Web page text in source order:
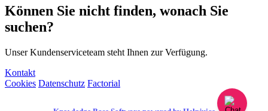
Können Sie nicht finden, wonach Sie
suchen?
Unser Kundenserviceteam steht Ihnen zur Verfügung.
Kontakt
Cookies Datenschutz Factorial